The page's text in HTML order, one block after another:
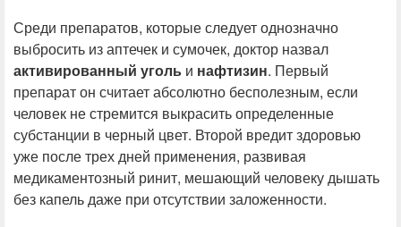
Среди препаратов, которые следует однозначно
выбросить из аптечек и сумочек, доктор назвал
активированный уголь и нафтизин. Первый
препарат он считает абсолютно бесполезным, если
человек не стремится выкрасить определенные
субстанции в черный цвет. Второй вредит здоровью
уже после трех дней применения, развивая
медикаментозный ринит, мешающий человеку дышать
без капель даже при отсутствии заложенности.